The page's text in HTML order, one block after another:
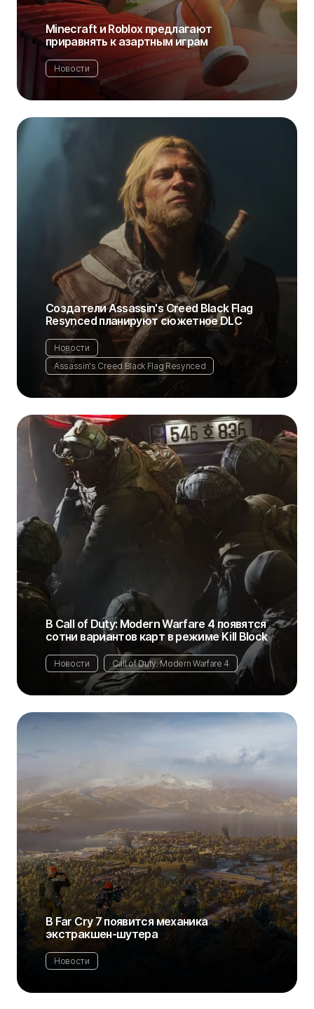
Minecraft и Roblox предлагают
приравнять к азартным играм
Новости
Создатели Assassin's Creed Black Flag
Resynced планируют сюжетное DLC
Новости
Assassin's Creed Black Flag Resynced
В Call of Duty: Modern Warfare 4 появятся
сотни вариантов карт в режиме Kill Block
Новости Call of Duty: Modern Warfare 4
В Far Cry 7 появится механика
экстракшен-шутера
Новости